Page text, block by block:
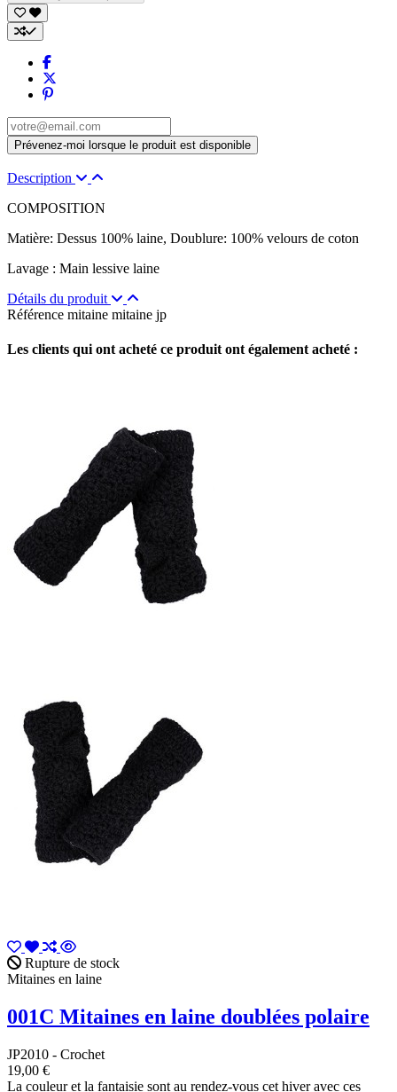
Description
COMPOSITION
Matière: Dessus 100% laine, Doublure: 100% velours de coton
Lavage : Main lessive laine
Détails du produit
Référence mitaine mitaine jp
Les clients qui ont acheté ce produit ont également acheté :
Rupture de stock
Mitaines en laine
001C Mitaines en laine doublées polaire
JP2010 - Crochet
19,00 €
La couleur et la fantaisie sont au rendez-vous cet hiver avec ces